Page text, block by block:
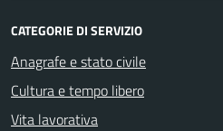
CATEGORIE DI SERVIZIO
Anagrafe e stato civile
Cultura e tempo libero
Vita lavorativa